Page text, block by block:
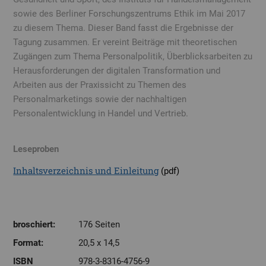
sowie des Berliner Forschungszentrums Ethik im Mai 2017
zu diesem Thema. Dieser Band fasst die Ergebnisse der
Tagung zusammen. Er vereint Beiträge mit theoretischen
Zugängen zum Thema Personalpolitik, Überblicksarbeiten zu
Herausforderungen der digitalen Transformation und
Arbeiten aus der Praxissicht zu Themen des
Personalmarketings sowie der nachhaltigen
Personalentwicklung in Handel und Vertrieb.
Leseproben
Inhaltsverzeichnis und Einleitung(pdf)
broschiert:
176 Seiten
Format:
20,5 x 14,5
ISBN
978-3-8316-4756-9